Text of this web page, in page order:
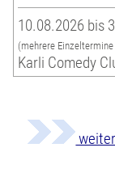
10.08.2026 bis
(mehrere
Karli Comedy